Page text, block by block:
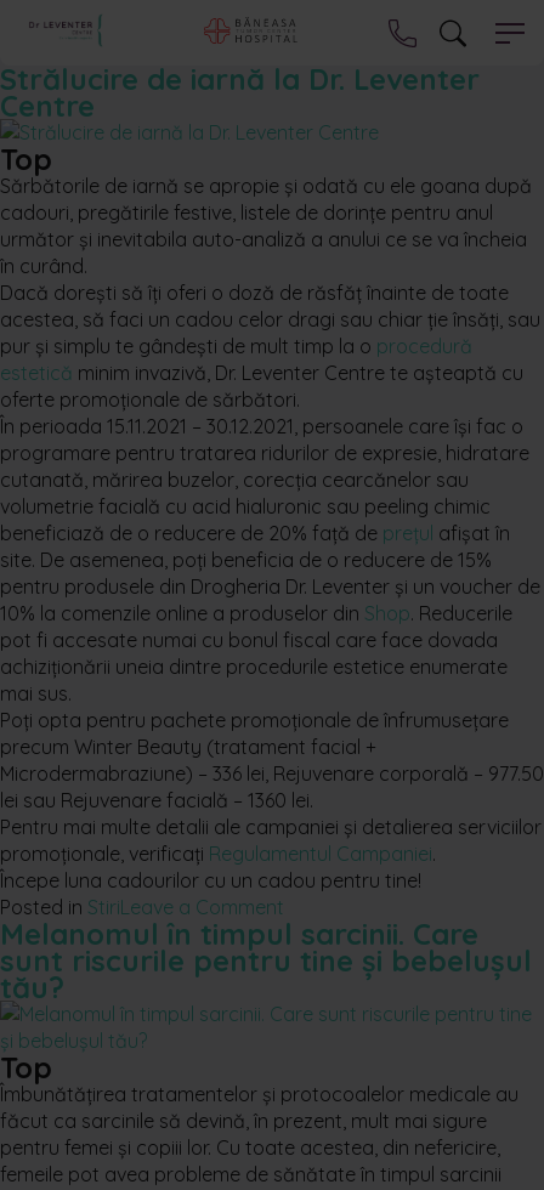
Strălucire de iarnă la Dr. Leventer
Centre
Top
Sărbătorile de iarnă se apropie și odată cu ele goana după
cadouri, pregătirile festive, listele de dorințe pentru anul
următor și inevitabila auto-analiză a anului ce se va încheia
în curând.
Dacă dorești să îți oferi o doză de răsfăț înainte de toate
acestea, să faci un cadou celor dragi sau chiar ție însăți, sau
pur și simplu te gândești de mult timp la o procedură
estetică minim invazivă, Dr. Leventer Centre te așteaptă cu
oferte promoționale de sărbători.
În perioada 15.11.2021 – 30.12.2021, persoanele care își fac o
programare pentru tratarea ridurilor de expresie, hidratare
cutanată, mărirea buzelor, corecția cearcănelor sau
volumetrie facială cu acid hialuronic sau peeling chimic
beneficiază de o reducere de 20% față de prețul afișat în
site. De asemenea, poți beneficia de o reducere de 15%
pentru produsele din Drogheria Dr. Leventer și un voucher de
10% la comenzile online a produselor din Shop. Reducerile
pot fi accesate numai cu bonul fiscal care face dovada
achiziționării uneia dintre procedurile estetice enumerate
mai sus.
Poți opta pentru pachete promoționale de înfrumusețare
precum Winter Beauty (tratament facial +
Microdermabraziune) – 336 lei, Rejuvenare corporală – 977.50
lei sau Rejuvenare facială – 1360 lei.
Pentru mai multe detalii ale campaniei și detalierea serviciilor
promoționale, verificați Regulamentul Campaniei.
Începe luna cadourilor cu un cadou pentru tine!
Posted in StiriLeave a Comment
Strălucire
de
la
Centre
Melanomul în timpul sarcinii. Care
sunt riscurile pentru tine și bebelușul
tău?
Top
Îmbunătățirea tratamentelor și protocoalelor medicale au
făcut ca sarcinile să devină, în prezent, mult mai sigure
pentru femei și copiii lor. Cu toate acestea, din nefericire,
femeile pot avea probleme de sănătate în timpul sarcinii